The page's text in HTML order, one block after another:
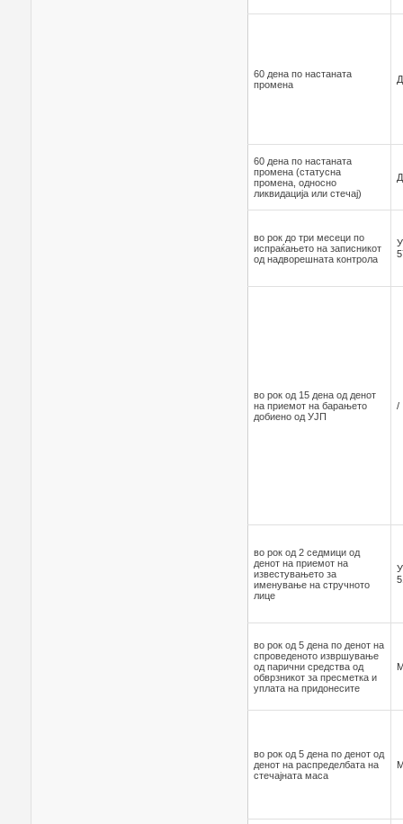
60 дена по настаната
промена
60 дена по настаната
промена (статусна
промена, односно
ликвидација или стечај)
во рок до три месеци по
испраќањето на записникот
од надворешната контрола
во рок од 15 дена од денот
на приемот на барањето
добиено од УЈП
/
во рок од 2 седмици од
денот на приемот на
известувањето за
именување на стручното
лице
во рок од 5 дена по денот на
спроведеното извршување
од парични средства од
обврзникот за пресметка и
уплата на придонесите
во рок од 5 дена по денот од
денот на распределбата на
стечајната маса